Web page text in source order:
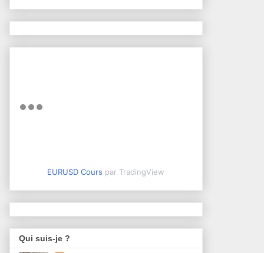
EURUSD Cours par TradingView
Qui suis-je ?